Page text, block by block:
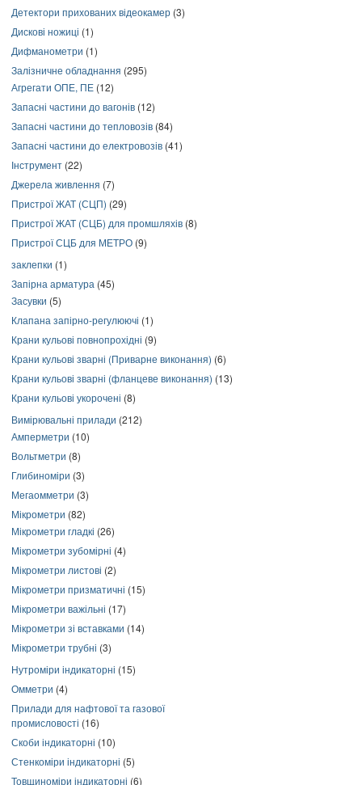
Детектори прихованих відеокамер (3)
Дискові ножиці (1)
Дифманометри (1)
Залізничне обладнання (295)
Агрегати ОПЕ, ПЕ (12)
Запасні частини до вагонів (12)
Запасні частини до тепловозів (84)
Запасні частини до електровозів (41)
Інструмент (22)
Джерела живлення (7)
Пристрої ЖАТ (СЦП) (29)
Пристрої ЖАТ (СЦБ) для промшляхів (8)
Пристрої СЦБ для МЕТРО (9)
заклепки (1)
Запірна арматура (45)
Засувки (5)
Клапана запірно-регулюючі (1)
Крани кульові повнопрохідні (9)
Крани кульові зварні (Приварне виконання) (6)
Крани кульові зварні (фланцеве виконання) (13)
Крани кульові укорочені (8)
Вимірювальні прилади (212)
Амперметри (10)
Вольтметри (8)
Глибиноміри (3)
Мегаомметри (3)
Мікрометри (82)
Мікрометри гладкі (26)
Мікрометри зубомірні (4)
Мікрометри листові (2)
Мікрометри призматичні (15)
Мікрометри важільні (17)
Мікрометри зі вставками (14)
Мікрометри трубні (3)
Нутроміри індикаторні (15)
Омметри (4)
Прилади для нафтової та газової
промисловості (16)
Скоби індикаторні (10)
Стенкоміри індикаторні (5)
Товщиноміри індикаторні (6)